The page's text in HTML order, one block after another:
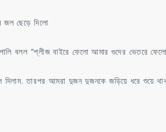
জল ছেড়ে দিলো
বলল “প্লীজ বাইরে ফেলো আমার গুদের ভেতরে
তারপর আমরা দুজন দুজনকে জড়িয়ে ধরে শুয়ে